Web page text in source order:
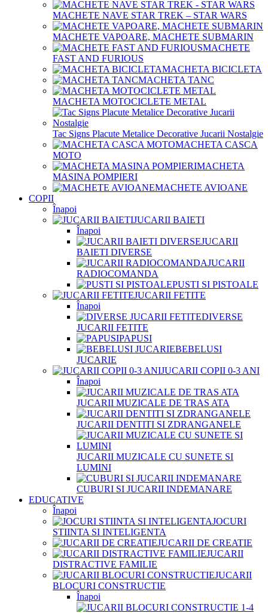
MACHETE NAVE STAR TREK – STAR WARS
MACHETE VAPOARE, MACHETE SUBMARIN
MACHETE
FAST AND FURIOUS
MACHETA BICICLETA
MACHETA TANC
MACHETA MOTOCICLETE METAL
Tac Signs Placute Metalice Decorative Jucarii Nostalgie
MACHETA CASCA
MOTO
MACHETA
MASINA POMPIERI
MACHETE AVIOANE
COPII
Înapoi
JUCARII BAIETI
Înapoi
JUCARII
BAIETI DIVERSE
JUCARII
RADIOCOMANDA
PUSTI SI PISTOALE
JUCARII FETITE
Înapoi
DIVERSE
JUCARII FETITE
PAPUSI
BEBELUSI
JUCARIE
JUCARII COPII 0-3 ANI
Înapoi
JUCARII MUZICALE DE TRAS ATA
JUCARII DENTITI SI ZDRANGANELE
JUCARII MUZICALE CU SUNETE SI
LUMINI
CUBURI SI JUCARII INDEMANARE
EDUCATIVE
Înapoi
JOCURI
STIINTA SI INTELIGENTA
JUCARII DE CREATIE
JUCARII
DISTRACTIVE FAMILIE
JUCARII
BLOCURI CONSTRUCTIE
Înapoi